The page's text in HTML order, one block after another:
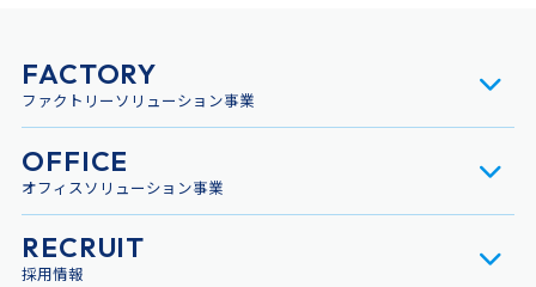
FACTORY
ファクトリーソリューション事業
OFFICE
オフィスソリューション事業
RECRUIT
採用情報